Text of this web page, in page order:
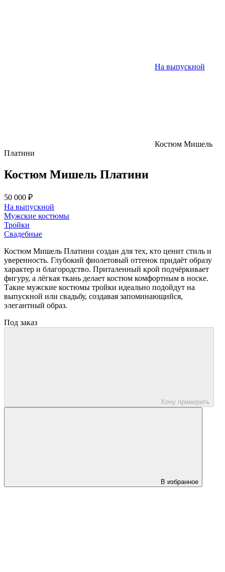
На выпускной
Костюм Мишель
Платини
Костюм Мишель Платини
50 000 ₽
На выпускной
Мужские костюмы
Тройки
Свадебные
Костюм Мишель Платини создан для тех, кто ценит стиль и
уверенность. Глубокий фиолетовый оттенок придаёт образу
характер и благородство. Приталенный крой подчёркивает
фигуру, а лёгкая ткань делает костюм комфортным в носке.
Такие мужские костюмы тройки идеально подойдут на
выпускной или свадьбу, создавая запоминающийся,
элегантный образ.
Под заказ
Хочу примерить
В избранное